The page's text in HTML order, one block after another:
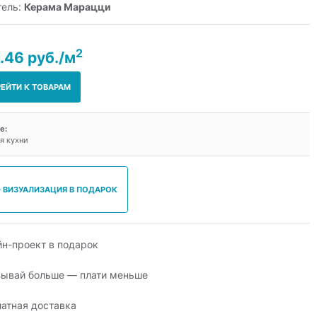
Керама Марацци
руб./м2
К ТОВАРАМ
кухни
ВИЗУАЛИЗАЦИЯ В ПОДАРОК
проект в подарок
больше — плати меньше
доставка